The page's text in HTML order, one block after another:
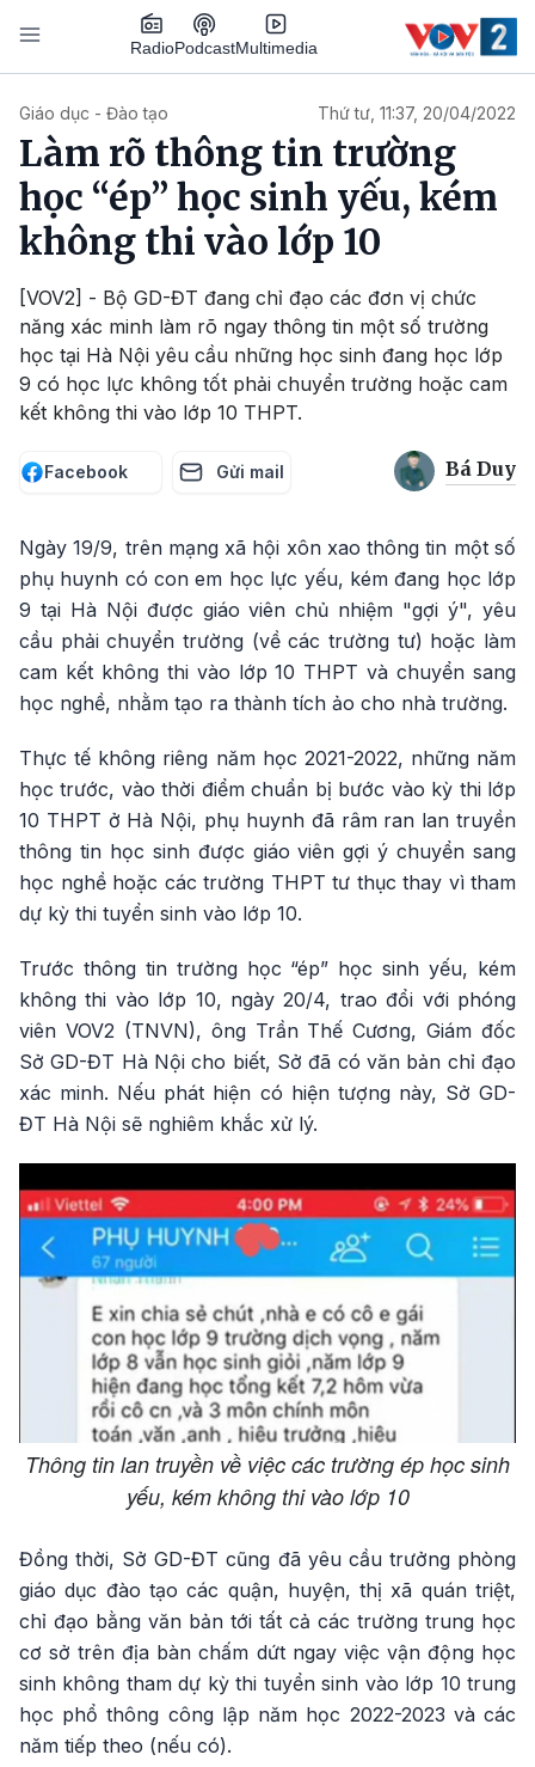
Nhảy đến nội dung
RadioPodcastMultimedia
Giáo dục - Đào tạo Thứ tư, 11:37, 20/04/2022
Làm rõ thông tin trường
học “ép” học sinh yếu, kém
không thi vào lớp 10
[VOV2] - Bộ GD-ĐT đang chỉ đạo các đơn vị chức
năng xác minh làm rõ ngay thông tin một số trường
học tại Hà Nội yêu cầu những học sinh đang học lớp
9 có học lực không tốt phải chuyển trường hoặc cam
kết không thi vào lớp 10 THPT.
Facebook Gửi mail Bá Duy
Ngày 19/9, trên mạng xã hội xôn xao thông tin một số
phụ huynh có con em học lực yếu, kém đang học lớp
9 tại Hà Nội được giáo viên chủ nhiệm "gợi ý", yêu
cầu phải chuyển trường (về các trường tư) hoặc làm
cam kết không thi vào lớp 10 THPT và chuyển sang
học nghề, nhằm tạo ra thành tích ảo cho nhà trường.
Thực tế không riêng năm học 2021-2022, những năm
học trước, vào thời điểm chuẩn bị bước vào kỳ thi lớp
10 THPT ở Hà Nội, phụ huynh đã râm ran lan truyền
thông tin học sinh được giáo viên gợi ý chuyển sang
học nghề hoặc các trường THPT tư thục thay vì tham
dự kỳ thi tuyển sinh vào lớp 10.
Trước thông tin trường học “ép” học sinh yếu, kém
không thi vào lớp 10, ngày 20/4, trao đổi với phóng
viên VOV2 (TNVN), ông Trần Thế Cương, Giám đốc
Sở GD-ĐT Hà Nội cho biết, Sở đã có văn bản chỉ đạo
xác minh. Nếu phát hiện có hiện tượng này, Sở GD-
ĐT Hà Nội sẽ nghiêm khắc xử lý.
Thông tin lan truyền về việc các trường ép học sinh
yếu, kém không thi vào lớp 10
Đồng thời, Sở GD-ĐT cũng đã yêu cầu trưởng phòng
giáo dục đào tạo các quận, huyện, thị xã quán triệt,
chỉ đạo bằng văn bản tới tất cả các trường trung học
cơ sở trên địa bàn chấm dứt ngay việc vận động học
sinh không tham dự kỳ thi tuyển sinh vào lớp 10 trung
học phổ thông công lập năm học 2022-2023 và các
năm tiếp theo (nếu có).